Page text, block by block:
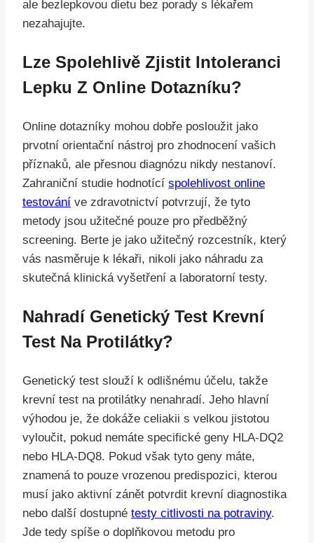
ale bezlepkovou dietu bez porady s lékařem
nezahajujte.
Lze Spolehlivě Zjistit Intoleranci
Lepku Z Online Dotazníku?
Online dotazníky mohou dobře posloužit jako
prvotní orientační nástroj pro zhodnocení vašich
příznaků, ale přesnou diagnózu nikdy nestanoví.
Zahraniční studie hodnotící spolehlivost online
testování ve zdravotnictví potvrzují, že tyto
metody jsou užitečné pouze pro předběžný
screening. Berte je jako užitečný rozcestník, který
vás nasměruje k lékaři, nikoli jako náhradu za
skutečná klinická vyšetření a laboratorní testy.
Nahradí Genetický Test Krevní
Test Na Protilátky?
Genetický test slouží k odlišnému účelu, takže
krevní test na protilátky nenahradí. Jeho hlavní
výhodou je, že dokáže celiakii s velkou jistotou
vyloučit, pokud nemáte specifické geny HLA-DQ2
nebo HLA-DQ8. Pokud však tyto geny máte,
znamená to pouze vrozenou predispozici, kterou
musí jako aktivní zánět potvrdit krevní diagnostika
nebo další dostupné testy citlivosti na potraviny.
Jde tedy spíše o doplňkovou metodu pro